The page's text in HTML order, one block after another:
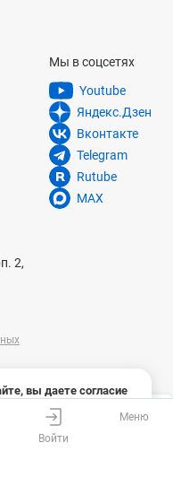
вы даете согласие
cookies и сбор данных
2,
Мы в соцсетях
Youtube
Яндекс.Дзен
Вконтакте
Telegram
Rutube
MAX
и не является
Статьи 437
Технические
уведомления.
Войти
Меню